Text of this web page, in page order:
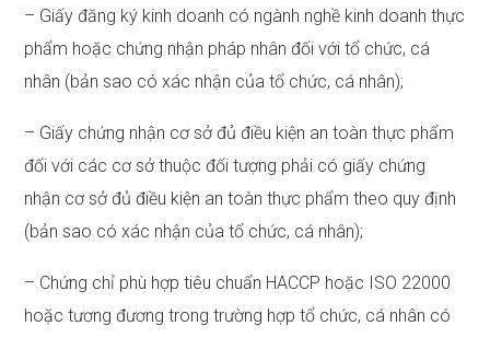
– Giấy đăng ký kinh doanh có ngành nghề kinh doanh thực
phẩm hoặc chứng nhận pháp nhân đối với tổ chức, cá
nhân (bản sao có xác nhận của tổ chức, cá nhân);
– Giấy chứng nhận cơ sở đủ điều kiện an toàn thực phẩm
đối với các cơ sở thuộc đối tượng phải có giấy chứng
nhận cơ sở đủ điều kiện an toàn thực phẩm theo quy định
(bản sao có xác nhận của tổ chức, cá nhân);
– Chứng chỉ phù hợp tiêu chuẩn HACCP hoặc ISO 22000
hoặc tương đương trong trường hợp tổ chức, cá nhân có